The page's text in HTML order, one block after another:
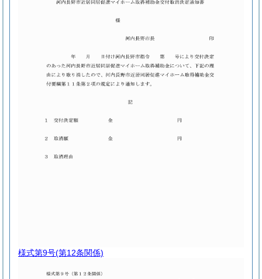
様式第9号(第12条関係)